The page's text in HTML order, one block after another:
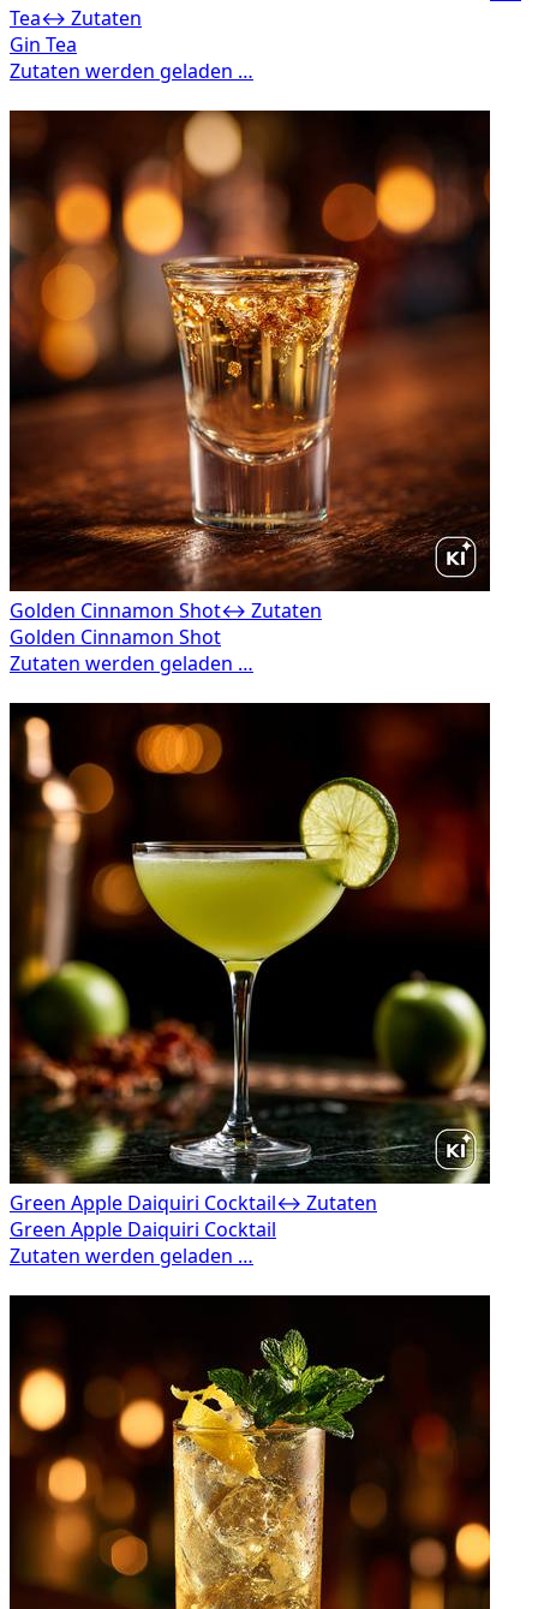
Tea↔ Zutaten
Golden Cinnamon Shot↔ Zutaten
Green Apple Daiquiri Cocktail↔ Zutaten